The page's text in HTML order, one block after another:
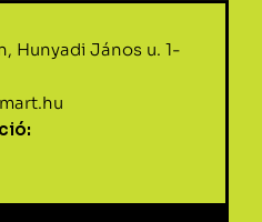
Hunyadi János u. 1-